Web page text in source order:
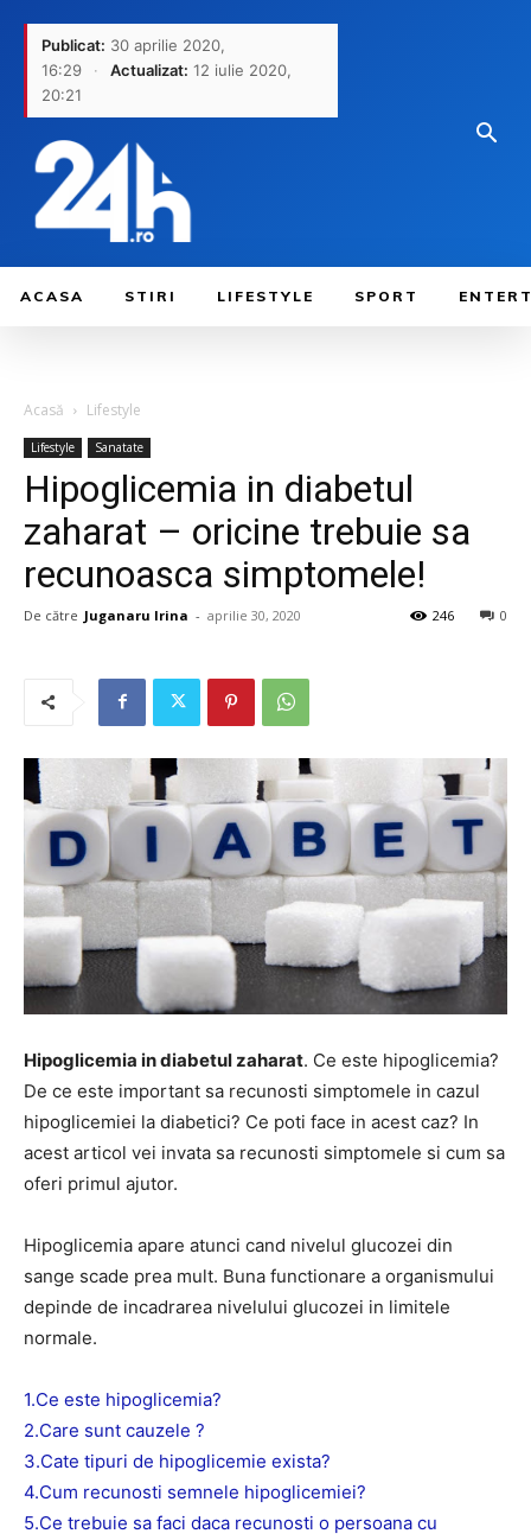
Publicat: 30 aprilie 2020,
16:29
· Actualizat: 12 iulie 2020,
20:21
ACASA STIRI LIFESTYLE SPORT
Acasă Lifestyle
Lifestyle Sanatate
Hipoglicemia in diabetul
zaharat – oricine trebuie sa
recunoasca simptomele!
De către Juganaru Irina - aprilie 30, 2020 0
246
Hipoglicemia in diabetul zaharat. Ce este hipoglicemia?
De ce este important sa recunosti simptomele in cazul
hipoglicemiei la diabetici? Ce poti face in acest caz? In
acest articol vei invata sa recunosti simptomele si cum sa
oferi primul ajutor.
Hipoglicemia apare atunci cand nivelul glucozei din
sange scade prea mult. Buna functionare a organismului
depinde de incadrarea nivelului glucozei in limitele
normale.
1.Ce este hipoglicemia?
2.Care sunt cauzele ?
3.Cate tipuri de hipoglicemie exista?
4.Cum recunosti semnele hipoglicemiei?
5.Ce trebuie sa faci daca recunosti o persoana cu